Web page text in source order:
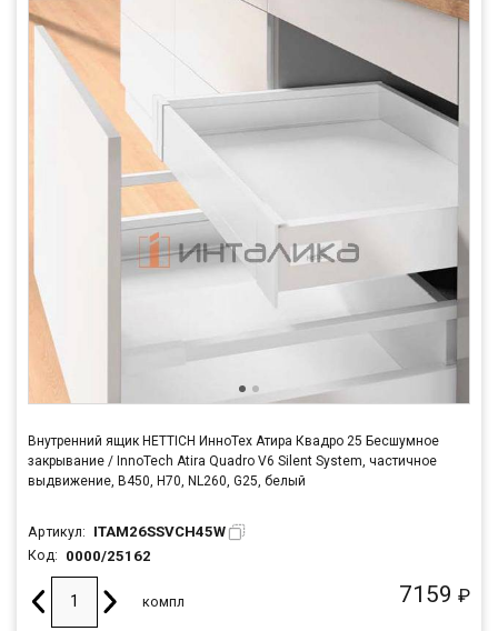
Внутренний ящик HETTICH ИнноТех Атира Квадро 25 Бесшумное
закрывание / InnoTech Atira Quadro V6 Silent System, частичное
выдвижение, B450, H70, NL260, G25, белый
Артикул: ITAM26SSVCH45W
Код: 0000/25162
7159 ₽
компл